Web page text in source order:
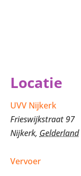
Locatie
UVV Nijkerk
Frieswijkstraat 97
Nijkerk, Gelderland
Vervoer